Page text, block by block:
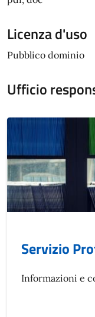
Licenza d'uso
Pubblico dominio
Ufficio
Servizio
Informazioni e